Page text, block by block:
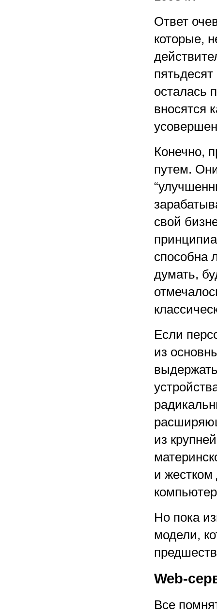
Ответ
которые,
осталась
вносятся
Конечно,
путем.
свой
способна
думать,
Если
из
из
и жестком
Но пока
модели,
Web-
Все